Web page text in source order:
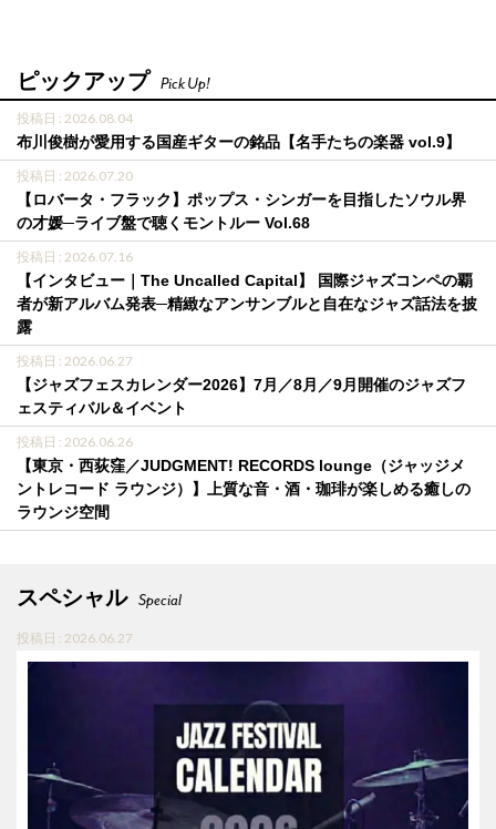
ピックアップ Pick Up!
投稿日 : 2026.08.04
布川俊樹が愛用する国産ギターの銘品【名手たちの楽器 vol.9】
投稿日 : 2026.07.20
【ロバータ・フラック】ポップス・シンガーを目指したソウル界
の才媛─ライブ盤で聴くモントルー Vol.68
投稿日 : 2026.07.16
【インタビュー｜The Uncalled Capital】 国際ジャズコンペの覇
者が新アルバム発表─精緻なアンサンブルと自在なジャズ話法を披
露
投稿日 : 2026.06.27
【ジャズフェスカレンダー2026】7月／8月／9月開催のジャズフ
ェスティバル＆イベント
投稿日 : 2026.06.26
【東京・西荻窪／JUDGMENT! RECORDS lounge（ジャッジメ
ントレコード ラウンジ）】上質な音・酒・珈琲が楽しめる癒しの
ラウンジ空間
スペシャル Special
投稿日 : 2026.06.27